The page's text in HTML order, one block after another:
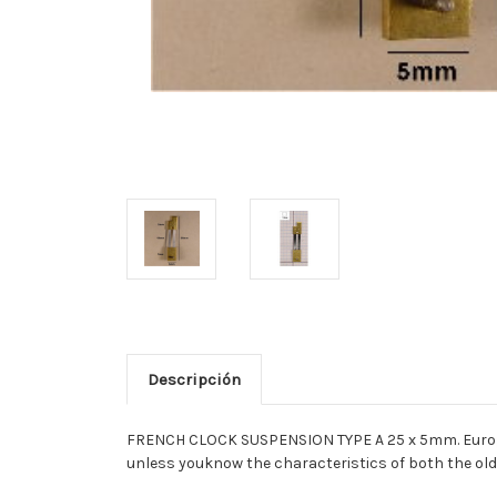
Descripción
FRENCH CLOCK SUSPENSION TYPE A 25 x
unless youknow the characteristics of both the